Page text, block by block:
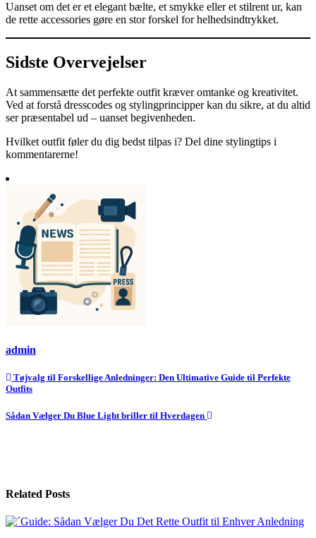
Uanset om det er et elegant bælte, et smykke eller et stilrent ur, kan
de rette accessories gøre en stor forskel for helhedsindtrykket.
Sidste Overvejelser
At sammensætte det perfekte outfit kræver omtanke og kreativitet.
Ved at forstå dresscodes og stylingprincipper kan du sikre, at du altid
ser præsentabel ud – uanset begivenheden.
Hvilket outfit føler du dig bedst tilpas i? Del dine stylingtips i
kommentarerne!
admin
Indlægsnavigation
Tøjvalg til Forskellige Anledninger: Den Ultimative Guide til Perfekte
Outfits
Sådan Vælger Du Blue Light briller til Hverdagen
Related Posts